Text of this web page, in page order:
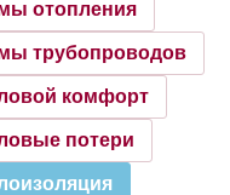
отопления
трубопроводов
комфорт
потери